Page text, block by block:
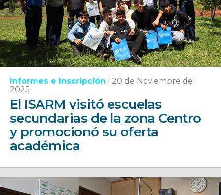
Informes e Inscripción
20 de Noviembre del
2025
El ISARM visitó escuelas
secundarias de la zona Centro
y promocionó su oferta
académica